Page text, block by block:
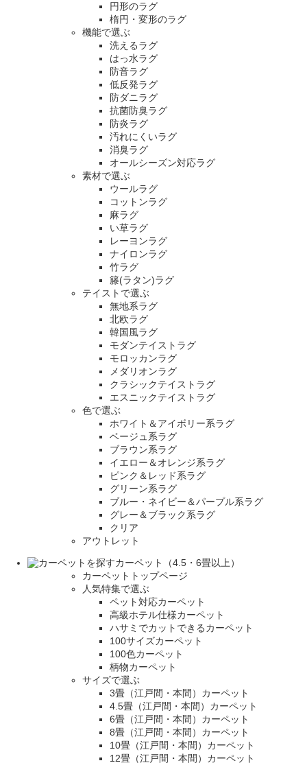
円形のラグ
楕円・変形のラグ
機能で選ぶ
洗えるラグ
はっ水ラグ
防音ラグ
低反発ラグ
防ダニラグ
抗菌防臭ラグ
防炎ラグ
汚れにくいラグ
消臭ラグ
オールシーズン対応ラグ
素材で選ぶ
ウールラグ
コットンラグ
麻ラグ
い草ラグ
レーヨンラグ
ナイロンラグ
竹ラグ
籐(ラタン)ラグ
テイストで選ぶ
無地系ラグ
北欧ラグ
韓国風ラグ
モダンテイストラグ
モロッカンラグ
メダリオンラグ
クラシックテイストラグ
エスニックテイストラグ
色で選ぶ
ホワイト＆アイボリー系ラグ
ベージュ系ラグ
ブラウン系ラグ
イエロー＆オレンジ系ラグ
ピンク＆レッド系ラグ
グリーン系ラグ
ブルー・ネイビー＆パープル系ラグ
グレー＆ブラック系ラグ
クリア
アウトレット
カーペット（4.5・6畳以上）
カーペットトップページ
人気特集で選ぶ
ペット対応カーペット
高級ホテル仕様カーペット
ハサミでカットできるカーペット
100サイズカーペット
100色カーペット
柄物カーペット
サイズで選ぶ
3畳（江戸間・本間）カーペット
4.5畳（江戸間・本間）カーペット
6畳（江戸間・本間）カーペット
8畳（江戸間・本間）カーペット
10畳（江戸間・本間）カーペット
12畳（江戸間・本間）カーペット